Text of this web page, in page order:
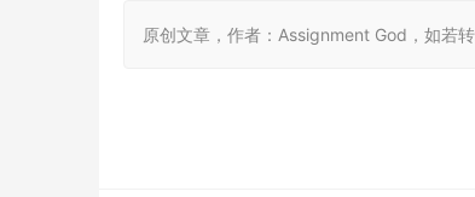
原创文章，作者：Assignment God，如